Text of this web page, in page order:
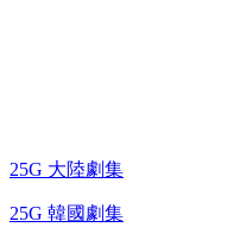
25G 大陸劇集
25G 韓國劇集